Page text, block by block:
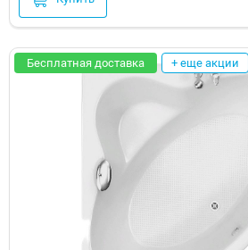
Бесплатная доставка + еще акции